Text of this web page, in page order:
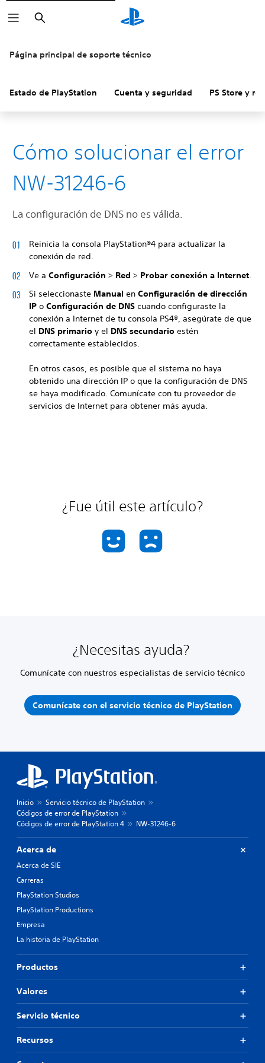
Buscar
Página principal de soporte técnico
Estado de PlayStation Cuenta y seguridad PS Store y
Cómo solucionar el error
NW-31246-6
La configuración de DNS no es válida.
Reinicia la consola PlayStation®4 para actualizar la
conexión de red.
Ve a Configuración > Red > Probar conexión a Internet
Si seleccionaste Manual en Configuración de dirección
IP o Configuración de DNS cuando configuraste la
conexión a Internet de tu consola PS4®, asegúrate de que
el DNS primario y el DNS secundario estén
correctamente establecidos.
En otros casos, es posible que el sistema no haya
obtenido una dirección IP o que la configuración de DNS
se haya modificado. Comunícate con tu proveedor de
servicios de Internet para obtener más ayuda.
¿Fue útil este artículo?
¿Necesitas ayuda?
Comunícate con nuestros especialistas de servicio técnico
Comunícate con el servicio técnico de PlayStation
Inicio
Servicio técnico de PlayStation
Códigos de error de PlayStation
Códigos de error de PlayStation 4
NW-31246-6
Acerca de
Acerca de SIE
Carreras
PlayStation Studios
PlayStation Productions
Empresa
La historia de PlayStation
Productos
Valores
Servicio técnico
Recursos